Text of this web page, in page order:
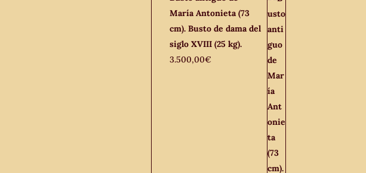
María Antonieta (73
cm). Busto de dama del
siglo XVIII (25 kg).
3.500,00€